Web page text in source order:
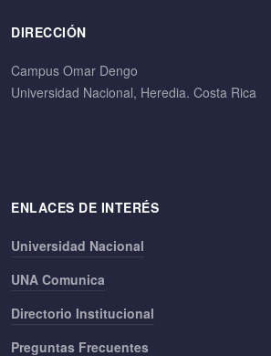
DIRECCIÓN
Campus Omar Dengo
Universidad Nacional, Heredia. Costa Rica
ENLACES DE INTERÉS
Universidad Nacional
UNA Comunica
Directorio Institucional
Preguntas Frecuentes